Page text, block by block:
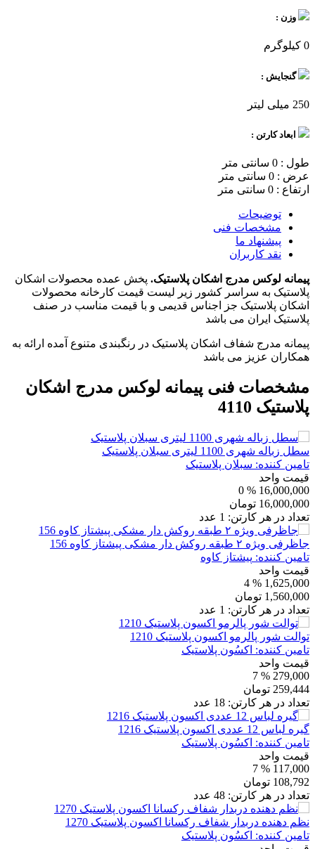
وزن :
0 کیلوگرم
گنجایش :
250 میلی لیتر
ابعاد کارتن :
طول : 0 سانتی متر
عرض : 0 سانتی متر
ارتفاع : 0 سانتی متر
توضیحات
مشخصات فنی
پیشنهاد ما
نقد کاربران
پیمانه لوکس مدرج اشکان پلاستیک. پخش عمده محصولات اشکان
پلاستیک به سراسر کشور زیر لیست قیمت کارخانه محصولات
اشکان پلاستیک جز اجناس قدیمی و با قیمت مناسب در صنف
پلاستیک ایران می باشد
پیمانه مدرج شفاف اشکان پلاستیک در رنگبندی متنوع آمده ارائه به
همکاران عزیز می باشد
مشخصات فنی پیمانه لوکس مدرج اشکان
پلاستیک 4110
سطل زباله شهری 1100 لیتری سبلان پلاستیک
تامین کننده: سبلان پلاستیک
قیمت واحد
16,000,000
% 0
16,000,000 تومان
تعداد در هر کارتن: 1 عدد
جاظرفی ویژه ۲ طبقه روکش دار مشکی پیشتاز کاوه 156
تامین کننده: پیشتاز کاوه
قیمت واحد
1,625,000
% 4
1,560,000 تومان
تعداد در هر کارتن: 1 عدد
توالت شور پالرمو اکسون پلاستیک 1210
تامین کننده: اکسُون پلاستیک
قیمت واحد
279,000
% 7
259,444 تومان
تعداد در هر کارتن: 18 عدد
گیره لباس 12 عددی اکسون پلاستیک 1216
تامین کننده: اکسُون پلاستیک
قیمت واحد
117,000
% 7
108,792 تومان
تعداد در هر کارتن: 48 عدد
نظم دهنده دربدار شفاف رکسانا اکسون پلاستیک 1270
تامین کننده: اکسُون پلاستیک